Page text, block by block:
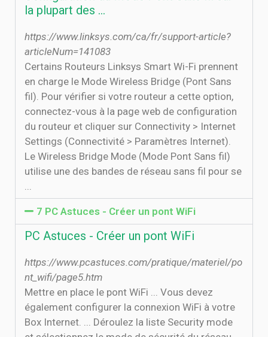
la plupart des ...
https://www.linksys.com/ca/fr/support-article?
articleNum=141083
Certains Routeurs Linksys Smart Wi-Fi prennent
en charge le Mode Wireless Bridge (Pont Sans
fil). Pour vérifier si votre routeur a cette option,
connectez-vous à la page web de configuration
du routeur et cliquer sur Connectivity > Internet
Settings (Connectivité > Paramètres Internet).
Le Wireless Bridge Mode (Mode Pont Sans fil)
utilise une des bandes de réseau sans fil pour se
...
7 PC Astuces - Créer un pont WiFi
PC Astuces - Créer un pont WiFi
https://www.pcastuces.com/pratique/materiel/po
nt_wifi/page5.htm
Mettre en place le pont WiFi ... Vous devez
également configurer la connexion WiFi à votre
Box Internet. ... Déroulez la liste Security mode